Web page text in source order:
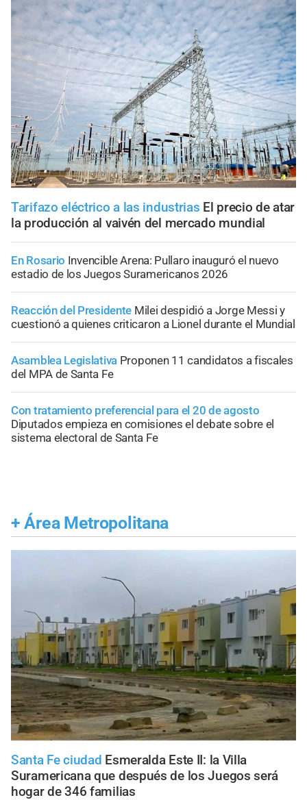
Tarifazo eléctrico a las industrias El precio de atar
la producción al vaivén del mercado mundial
En Rosario Invencible Arena: Pullaro inauguró el nuevo
estadio de los Juegos Suramericanos 2026
Reacción del Presidente Milei despidió a Jorge Messi y
cuestionó a quienes criticaron a Lionel durante el Mundial
Asamblea Legislativa Proponen 11 candidatos a fiscales
del MPA de Santa Fe
Con tratamiento preferencial para el 20 de agosto
Diputados empieza en comisiones el debate sobre el
sistema electoral de Santa Fe
+ Área Metropolitana
Santa Fe ciudad Esmeralda Este II: la Villa
Suramericana que después de los Juegos será
hogar de 346 familias